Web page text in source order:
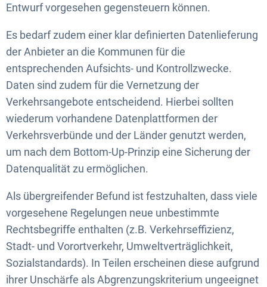
Entwurf vorgesehen gegensteuern können.
Es bedarf zudem einer klar definierten Datenlieferung
der Anbieter an die Kommunen für die
entsprechenden Aufsichts- und Kontrollzwecke.
Daten sind zudem für die Vernetzung der
Verkehrsangebote entscheidend. Hierbei sollten
wiederum vorhandene Datenplattformen der
Verkehrsverbünde und der Länder genutzt werden,
um nach dem Bottom-Up-Prinzip eine Sicherung der
Datenqualität zu ermöglichen.
Als übergreifender Befund ist festzuhalten, dass viele
vorgesehene Regelungen neue unbestimmte
Rechtsbegriffe enthalten (z.B. Verkehrseffizienz,
Stadt- und Vorortverkehr, Umweltverträglichkeit,
Sozialstandards). In Teilen erscheinen diese aufgrund
ihrer Unschärfe als Abgrenzungskriterium ungeeignet